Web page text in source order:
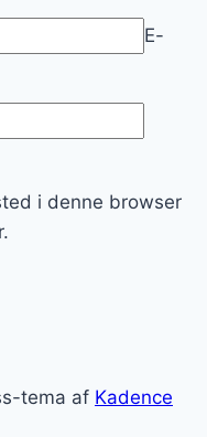
E-
i denne browser
tema af Kadence